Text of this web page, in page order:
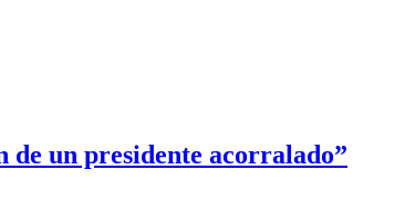
de un presidente acorralado”